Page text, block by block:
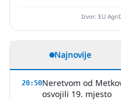
Izvor: EU
Najnovije
20:50Neretvom od
osvojili 19. mjesto